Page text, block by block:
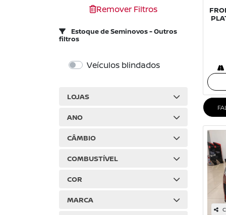
Remover Filtros
Estoque de Seminovos - Outros
filtros
Veículos blindados
LOJAS
ANO
CÂMBIO
COMBUSTÍVEL
COR
MARCA